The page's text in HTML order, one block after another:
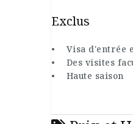
Exclus
• Visa d'entrée
• Des visites
• Haute saison